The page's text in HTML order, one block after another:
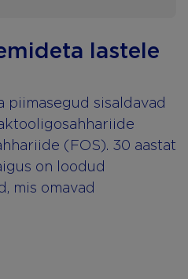
lastele
sisaldavad
(FOS). 30 aastat
on loodud
mis omavad